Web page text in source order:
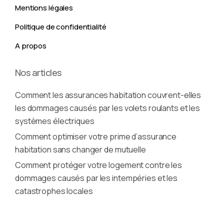
Mentions légales
Politique de confidentialité
A propos
Nos articles
Comment les assurances habitation couvrent-elles
les dommages causés par les volets roulants et les
systèmes électriques
Comment optimiser votre prime d’assurance
habitation sans changer de mutuelle
Comment protéger votre logement contre les
dommages causés par les intempéries et les
catastrophes locales